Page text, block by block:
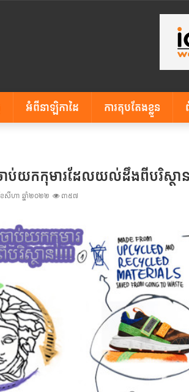
អំពីនាឡិកាដៃ ការតុបតែងខ្លួន
ប់យកកុមារដែលយល់ដឹងពីបរិស្ថា
ែសីហា ឆ្នាំ២០២២ ៣៥៧